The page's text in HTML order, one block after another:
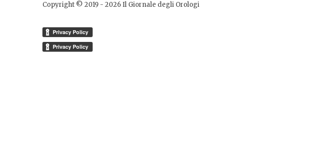
Copyright © 2019 - 2026Il Giornale degli Orologi